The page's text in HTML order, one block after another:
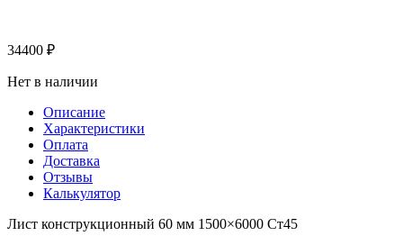
34400 ₽
Нет в наличии
Описание
Характеристики
Оплата
Доставка
Отзывы
Калькулятор
Лист конструкционный 60 мм 1500×6000 Ст45